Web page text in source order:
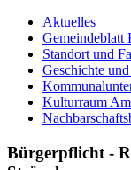
Aktuelles
Gemeindeblatt
Standort und
Geschichte
Kulturraum
Bürgerpflicht -